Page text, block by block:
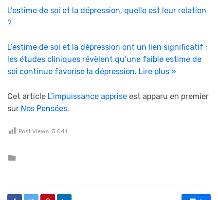
L’estime de soi et la dépression, quelle est leur relation
?
L’estime de soi et la dépression ont un lien significatif :
les études cliniques révèlent qu’une faible estime de
soi continue favorise la dépression. Lire plus »
Cet article L’impuissance apprise est apparu en premier
sur Nos Pensées.
Post Views: 3 041